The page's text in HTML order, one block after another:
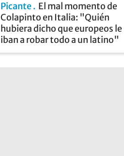
Picante
El mal momento de
Colapinto en Italia: "Quién
hubiera dicho que europeos le
iban a robar todo a un latino"